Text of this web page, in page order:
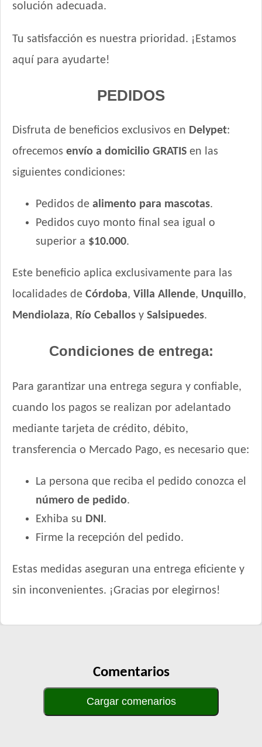
solución adecuada.
Tu satisfacción es nuestra prioridad. ¡Estamos
aquí para ayudarte!
PEDIDOS
Disfruta de beneficios exclusivos en Delypet:
ofrecemos envío a domicilio GRATIS en las
siguientes condiciones:
Pedidos de alimento para mascotas.
Pedidos cuyo monto final sea igual o
superior a $10.000.
Este beneficio aplica exclusivamente para las
localidades de Córdoba, Villa Allende, Unquillo,
Mendiolaza, Río Ceballos y Salsipuedes.
Condiciones de entrega:
Para garantizar una entrega segura y confiable,
cuando los pagos se realizan por adelantado
mediante tarjeta de crédito, débito,
transferencia o Mercado Pago, es necesario que:
La persona que reciba el pedido conozca el
número de pedido.
Exhiba su DNI.
Firme la recepción del pedido.
Estas medidas aseguran una entrega eficiente y
sin inconvenientes. ¡Gracias por elegirnos!
Comentarios
Cargar comenarios